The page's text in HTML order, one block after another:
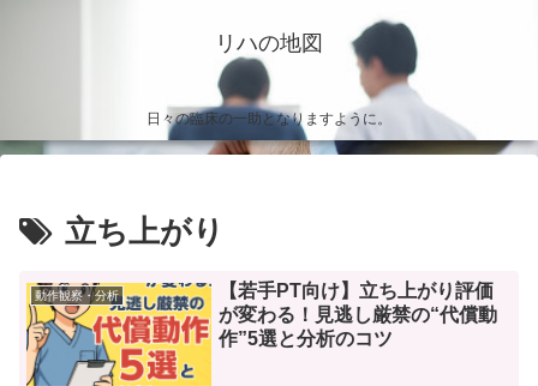
リハの地図
日々の臨床の一助となりますように。
立ち上がり
動作観察・分析
【若手PT向け】立ち上がり評価
が変わる！見逃し厳禁の“代償動
作”5選と分析のコツ